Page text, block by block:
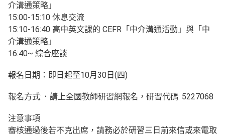
介溝通策略」
15:00-15:10 休息交流
15:10-16:40 高中英文課的 CEFR「中介溝通活動」與「中
介溝通策略」
16:40~ 綜合座談
報名日期：即日起至10月30日(四)
報名方式:．請上全國教師研習網報名，研習代碼: 5227068
注意事項
審核通過後若不克出席，請務必於研習三日前來信或來電取